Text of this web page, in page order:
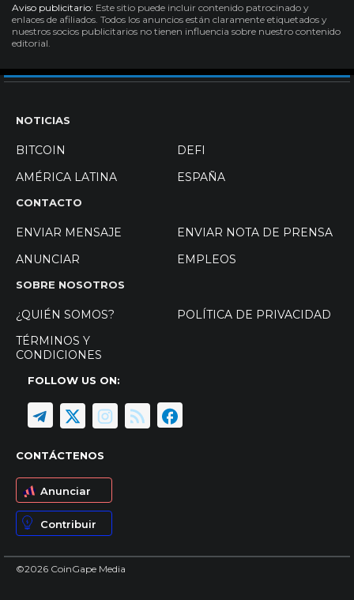
Aviso publicitario: Este sitio puede incluir contenido patrocinado y
enlaces de afiliados. Todos los anuncios están claramente etiquetados y
nuestros socios publicitarios no tienen influencia sobre nuestro contenido
editorial.
NOTICIAS
BITCOIN
DEFI
AMÉRICA LATINA
ESPAÑA
CONTACTO
ENVIAR MENSAJE
ENVIAR NOTA DE PRENSA
ANUNCIAR
EMPLEOS
SOBRE NOSOTROS
¿QUIÉN SOMOS?
POLÍTICA DE PRIVACIDAD
TÉRMINOS Y
CONDICIONES
FOLLOW US ON:
CONTÁCTENOS
Anunciar
Contribuir
©2026 CoinGape Media